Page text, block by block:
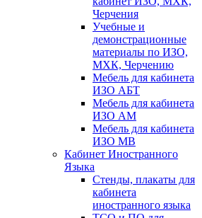
Черчения
Учебные и
демонстрационные
материалы по ИЗО,
МХК, Черчению
Мебель для кабинета
ИЗО АБТ
Мебель для кабинета
ИЗО АМ
Мебель для кабинета
ИЗО МВ
Кабинет Иностранного
Языка
Стенды, плакаты для
кабинета
иностранного языка